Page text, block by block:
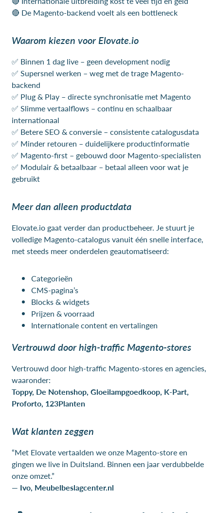
🔴 De Magento-backend voelt als een bottleneck
Waarom kiezen voor Elovate.io
✅ Binnen 1 dag live – geen development nodig
✅ Supersnel werken – weg met de trage Magento-
backend
✅ Plug & Play – directe synchronisatie met Magento
✅ Slimme vertaalflows – continu en schaalbaar
internationaal
✅ Betere SEO & conversie – consistente catalogusdata
✅ Minder retouren – duidelijkere productinformatie
✅ Magento-first – gebouwd door Magento-specialisten
✅ Modulair & betaalbaar – betaal alleen voor wat je
gebruikt
Meer dan alleen productdata
Elovate.io gaat verder dan productbeheer. Je stuurt je
volledige Magento-catalogus vanuit één snelle interface,
met steeds meer onderdelen geautomatiseerd:
Categorieën
CMS-pagina’s
Blocks & widgets
Prijzen & voorraad
Internationale content en vertalingen
Vertrouwd door high-traffic Magento-stores
Vertrouwd door high-traffic Magento-stores en agencies,
waaronder:
Toppy, De Notenshop, Gloeilampgoedkoop, K-Part,
Proforto, 123Planten
Wat klanten zeggen
“Met Elovate vertaalden we onze Magento-store en
gingen we live in Duitsland. Binnen een jaar verdubbelde
onze omzet.”
— Ivo, Meubelbeslagcenter.nl